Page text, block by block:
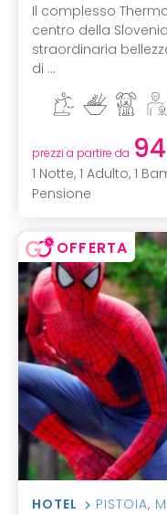
Il complesso
centro della
straordinaria
di ...
prezzi a partire da
1 Notte, 1 Adulto, 1
Pensione
OFFERTA
HOTEL PISTOIA,